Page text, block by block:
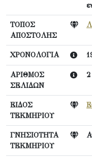
ΤΟΠΟΣ
ΑΠΟΣΤΟΛΗΣ
ΧΡΟΝΟΛΟΓΙΑ
ΑΡΙΘΜΟΣ
ΣΕΛΙΔΩΝ
2
ΕΙΔΟΣ
ΤΕΚΜΗΡΙΟΥ
ΓΝΗΣΙΟΤΗΤΑ
ΤΕΚΜΗΡΙΟΥ